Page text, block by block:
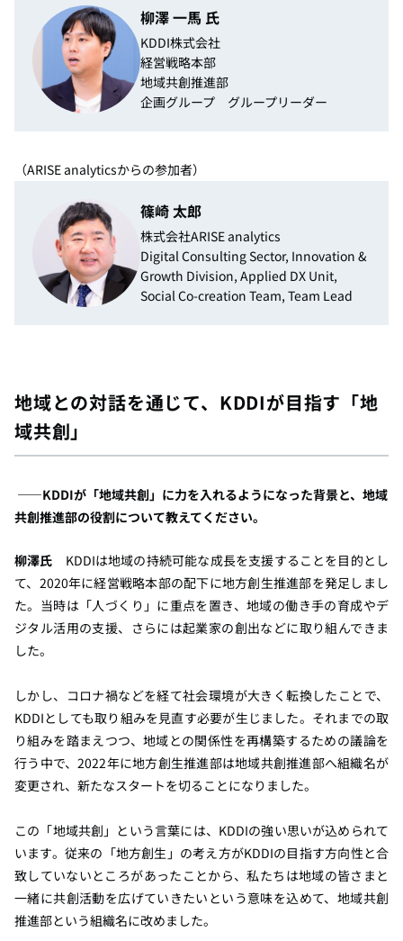
柳澤 一馬 氏
KDDI株式会社
経営戦略本部
地域共創推進部
企画グループ グループリーダー
（ARISE analyticsからの参加者）
篠崎 太郎
株式会社ARISE analytics
Digital Consulting Sector, Innovation &
Growth Division, Applied DX Unit,
Social Co-creation Team, Team Lead
地域との対話を通じて、KDDIが目指す「地
域共創」
――KDDIが「地域共創」に力を入れるようになった背景と、地域
共創推進部の役割について教えてください。
柳澤氏 KDDIは地域の持続可能な成長を支援することを目的とし
て、2020年に経営戦略本部の配下に地方創生推進部を発足しまし
た。当時は「人づくり」に重点を置き、地域の働き手の育成やデ
ジタル活用の支援、さらには起業家の創出などに取り組んできま
した。
しかし、コロナ禍などを経て社会環境が大きく転換したことで、
KDDIとしても取り組みを見直す必要が生じました。それまでの取
り組みを踏まえつつ、地域との関係性を再構築するための議論を
行う中で、2022年に地方創生推進部は地域共創推進部へ組織名が
変更され、新たなスタートを切ることになりました。
この「地域共創」という言葉には、KDDIの強い思いが込められて
います。従来の「地方創生」の考え方がKDDIの目指す方向性と合
致していないところがあったことから、私たちは地域の皆さまと
一緒に共創活動を広げていきたいという意味を込めて、地域共創
推進部という組織名に改めました。